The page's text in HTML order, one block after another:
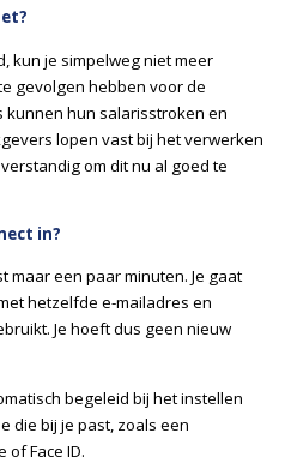
kun je simpelweg niet meer
gevolgen hebben voor de
hun salarisstroken en
lopen vast bij het verwerken
om dit nu al goed te
in?
maar een paar minuten. Je gaat
hetzelfde e-mailadres en
Je hoeft dus geen nieuw
begeleid bij het instellen
die bij je past, zoals een
Face ID.